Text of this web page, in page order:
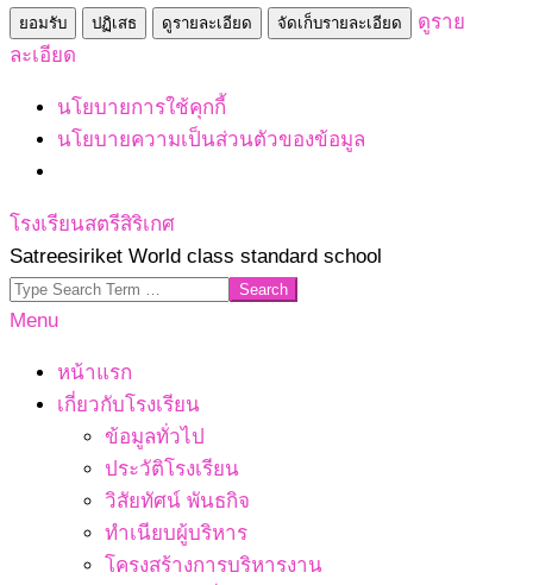
ยอมรับ ปฏิเสธ ดูรายละเอียด จัดเก็บรายละเอียด
ดูราย
ละเอียด
นโยบายการใช้คุกกี้
นโยบายความเป็นส่วนตัวของข้อมูล
Skip
to
content
โรงเรียนสตรีสิริเกศ
Satreesiriket World class standard school
Search
Primary
Menu
หน้าแรก
เกี่ยวกับโรงเรียน
ข้อมูลทั่วไป
ประวัติโรงเรียน
วิสัยทัศน์ พันธกิจ
ทำเนียบผู้บริหาร
โครงสร้างการบริหารงาน